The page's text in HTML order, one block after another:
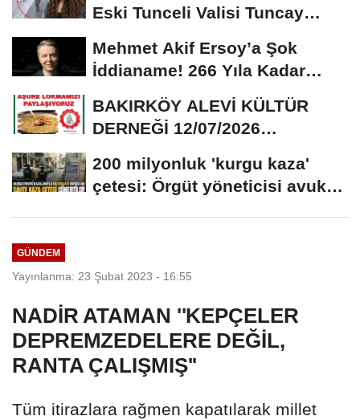
Eski Tunceli Valisi Tuncay
Mehmet Akif Ersoy’a Şok
İddianame! 266 Yıla Kadar
BAKIRKÖY ALEVİ KÜLTÜR
DERNEĞİ 12/07/2026
DAVETİNE...
200 milyonluk 'kurgu kaza'
çetesi: Örgüt yöneticisi avukat
GÜNDEM
Yayınlanma: 23 Şubat 2023 - 16:55
NADİR ATAMAN ''KEPÇELER
DEPREMZEDELERE DEĞİL,
RANTA ÇALIŞMIŞ''
Tüm itirazlara rağmen kapatılarak millet